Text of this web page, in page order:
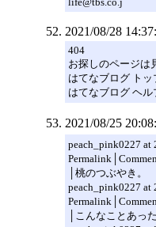
2021/08/28
404
お探しのページは
はてなブログ トッ
はてなブログ ヘル
2021/08/25
peach_pink0227 at
│桃のつぶやき。
peach_pink0227 at
│こんなことあっ